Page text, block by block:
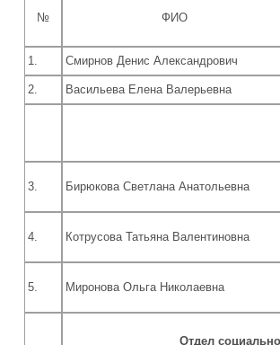
№ ФИО
1. Смирнов Денис Александрович
2. Васильева Елена Валерьевна
3. Бирюкова Светлана Анатольевна
4. Котрусова Татьяна Валентиновна
5. Миронова Ольга Николаевна
Отдел